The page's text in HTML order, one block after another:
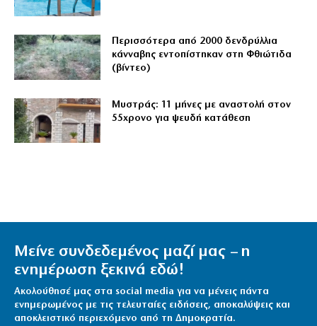
Περισσότερα από 2000 δενδρύλλια
κάνναβης εντοπίστηκαν στη Φθιώτιδα
(βίντεο)
Μυστράς: 11 μήνες με αναστολή στον
55χρονο για ψευδή κατάθεση
Μείνε συνδεδεμένος μαζί μας – η
ενημέρωση ξεκινά εδώ!
Ακολούθησέ μας στα social media για να μένεις πάντα
ενημερωμένος με τις τελευταίες ειδήσεις, αποκαλύψεις και
αποκλειστικό περιεχόμενο από τη Δημοκρατία.